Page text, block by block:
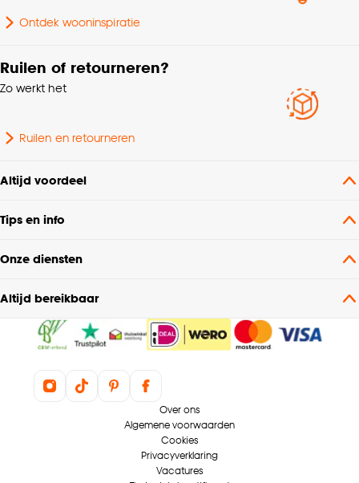
Ontdek wooninspiratie
Ruilen of retourneren?
Zo werkt het
Ruilen en retourneren
Altijd voordeel
Tips en info
Onze diensten
Altijd bereikbaar
Over ons
Algemene voorwaarden
Cookies
Privacyverklaring
Vacatures